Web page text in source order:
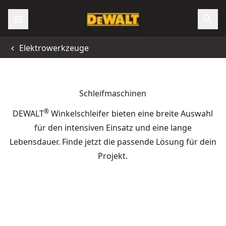
Elektrowerkzeuge
Schleifmaschinen
DEWALT® Winkelschleifer bieten eine breite Auswahl
für den intensiven Einsatz und eine lange
Lebensdauer. Finde jetzt die passende Lösung für dein
Projekt.